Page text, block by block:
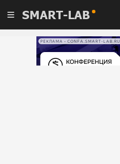
SMART-LAB
РЕКЛАМА • CONFA.SMART-LAB.RU